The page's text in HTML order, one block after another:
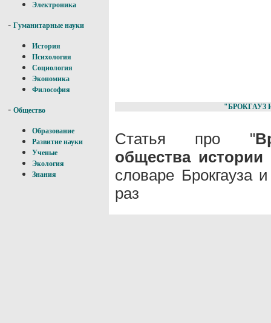
Электроника
- Гуманитарные науки
История
Психология
Социология
Экономика
Философия
- Общество
Образование
Развитие науки
Ученые
Экология
Знания
"БРОКГАУЗ
Статья про "
общества истории
словаре Брокгауза
раз